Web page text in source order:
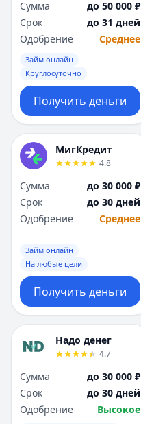
Сумма
до 50 000 ₽
Срок
до 31 дней
Одобрение
Среднее
Займ онлайн
Круглосуточно
Получить деньги
МигКредит
4.8
Сумма
до 30 000 ₽
Срок
до 30 дней
Одобрение
Среднее
Займ онлайн
На любые цели
Получить деньги
Надо денег
4.7
Сумма
до 30 000 ₽
Срок
до 30 дней
Одобрение
Высокое